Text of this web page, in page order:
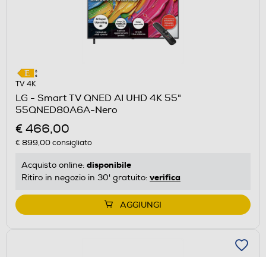
TV 4K
LG - Smart TV QNED AI UHD 4K 55"
55QNED80A6A-Nero
€ 466,00
€ 899,00consigliato
Acquisto online: disponibile
Ritiro in negozio in 30' gratuito: verifica
AGGIUNGI